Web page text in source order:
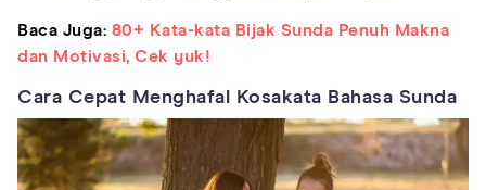
Baca Juga: 80+ Kata-kata Bijak Sunda Penuh Makna
dan Motivasi, Cek yuk!
Cara Cepat Menghafal Kosakata Bahasa Sunda